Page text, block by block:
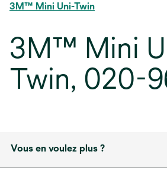
3M™ Mini Uni-Twin
3M™ Mini
Twin, 020-
Vous en voulez plus ?